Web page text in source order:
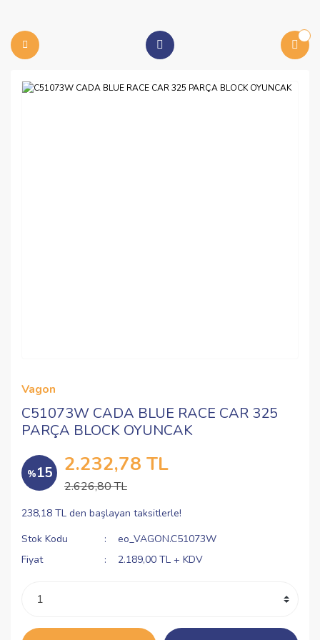
Vagon
C51073W CADA BLUE RACE CAR 325
PARÇA BLOCK OYUNCAK
%15 2.232,78 TL
2.626,80 TL
238,18 TL den başlayan taksitlerle!
Stok Kodu
eo_VAGON.C51073W
Fiyat
2.189,00 TL + KDV